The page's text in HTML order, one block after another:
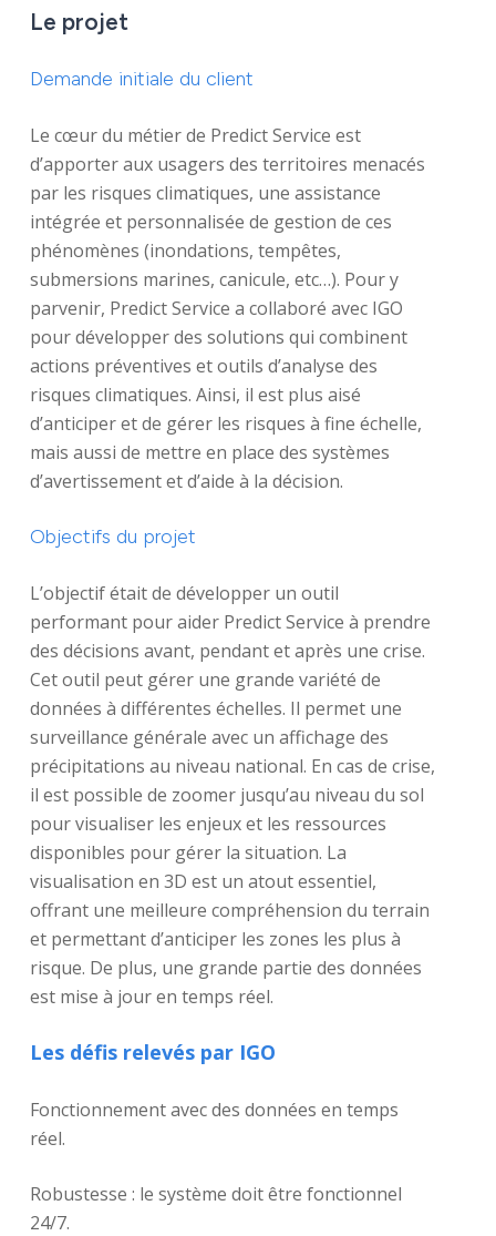
Le projet
Demande initiale du client
Le cœur du métier de Predict Service est
d’apporter aux usagers des territoires menacés
par les risques climatiques, une assistance
intégrée et personnalisée de gestion de ces
phénomènes (inondations, tempêtes,
submersions marines, canicule, etc…). Pour y
parvenir, Predict Service a collaboré avec IGO
pour développer des solutions qui combinent
actions préventives et outils d’analyse des
risques climatiques. Ainsi, il est plus aisé
d’anticiper et de gérer les risques à fine échelle,
mais aussi de mettre en place des systèmes
d’avertissement et d’aide à la décision.
Objectifs du projet
L’objectif était de développer un outil
performant pour aider Predict Service à prendre
des décisions avant, pendant et après une crise.
Cet outil peut gérer une grande variété de
données à différentes échelles. Il permet une
surveillance générale avec un affichage des
précipitations au niveau national. En cas de crise,
il est possible de zoomer jusqu’au niveau du sol
pour visualiser les enjeux et les ressources
disponibles pour gérer la situation. La
visualisation en 3D est un atout essentiel,
offrant une meilleure compréhension du terrain
et permettant d’anticiper les zones les plus à
risque. De plus, une grande partie des données
est mise à jour en temps réel.
Les défis relevés par IGO
Fonctionnement avec des données en temps
réel.
Robustesse : le système doit être fonctionnel
24/7.